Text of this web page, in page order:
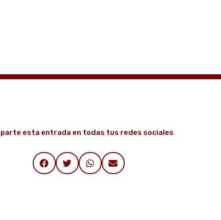
esta entrada en todas tus redes sociales